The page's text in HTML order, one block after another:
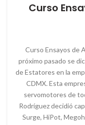
Curso
Curso Ensayos de
próximo pasado se
de Estatores en la
CDMX. Esta
servomotores de
Rodríguez decidió
Surge, HiPot,